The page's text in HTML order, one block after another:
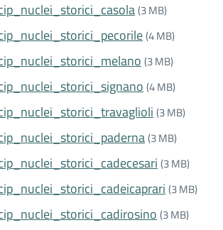
(3 MB)
(4 MB)
(3 MB)
(4 MB)
(3 MB)
(3 MB)
(3 MB)
(3 MB)
(3 MB)